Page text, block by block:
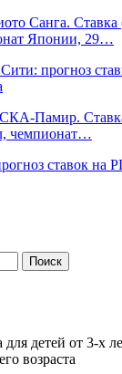
Санга. Ставка
Японии, 29…
прогноз
Памир.
чемпионат…
ставок на
детей от 3-х
возраста